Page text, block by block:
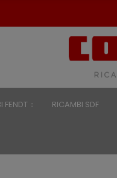
FENDT RICAMBI SDF